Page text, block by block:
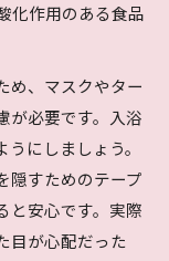
ケアの重要性
タイムの様子
な回復状態
かる肌の変化
えるタイミン
化作用のある食品
め、マスクやター
が必要です。入浴
にしましょう。
隠すためのテープ
と安心です。実際
目が心配だった